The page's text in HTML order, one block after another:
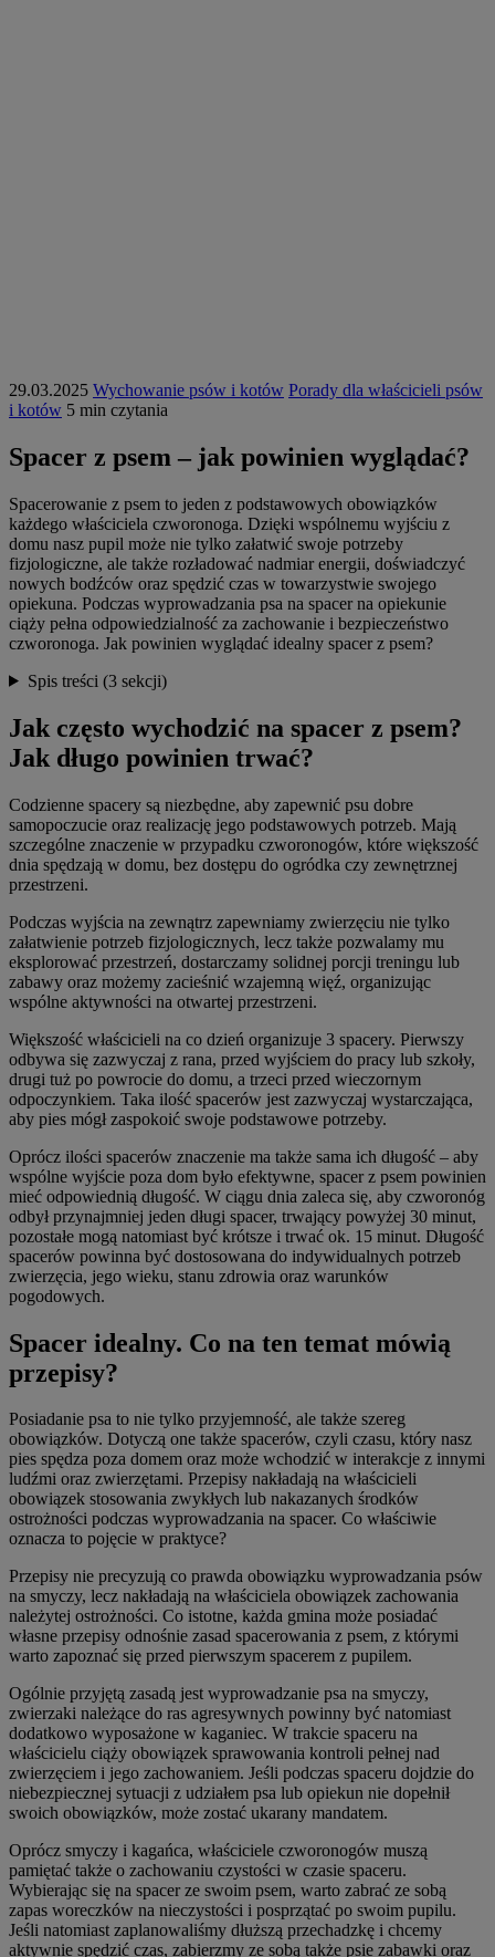
29.03.2025 Wychowanie psów i kotów Porady dla właścicieli psów
i kotów 5 min czytania
Spacer z psem – jak powinien wyglądać?
Spacerowanie z psem to jeden z podstawowych obowiązków
każdego właściciela czworonoga. Dzięki wspólnemu wyjściu z
domu nasz pupil może nie tylko załatwić swoje potrzeby
fizjologiczne, ale także rozładować nadmiar energii, doświadczyć
nowych bodźców oraz spędzić czas w towarzystwie swojego
opiekuna. Podczas wyprowadzania psa na spacer na opiekunie
ciąży pełna odpowiedzialność za zachowanie i bezpieczeństwo
czworonoga. Jak powinien wyglądać idealny spacer z psem?
Spis treści (3 sekcji)
Jak często wychodzić na spacer z psem?
Jak długo powinien trwać?
Codzienne spacery są niezbędne, aby zapewnić psu dobre
samopoczucie oraz realizację jego podstawowych potrzeb. Mają
szczególne znaczenie w przypadku czworonogów, które większość
dnia spędzają w domu, bez dostępu do ogródka czy zewnętrznej
przestrzeni.
Podczas wyjścia na zewnątrz zapewniamy zwierzęciu nie tylko
załatwienie potrzeb fizjologicznych, lecz także pozwalamy mu
eksplorować przestrzeń, dostarczamy solidnej porcji treningu lub
zabawy oraz możemy zacieśnić wzajemną więź, organizując
wspólne aktywności na otwartej przestrzeni.
Większość właścicieli na co dzień organizuje 3 spacery. Pierwszy
odbywa się zazwyczaj z rana, przed wyjściem do pracy lub szkoły,
drugi tuż po powrocie do domu, a trzeci przed wieczornym
odpoczynkiem. Taka ilość spacerów jest zazwyczaj wystarczająca,
aby pies mógł zaspokoić swoje podstawowe potrzeby.
Oprócz ilości spacerów znaczenie ma także sama ich długość – aby
wspólne wyjście poza dom było efektywne, spacer z psem powinien
mieć odpowiednią długość. W ciągu dnia zaleca się, aby czworonóg
odbył przynajmniej jeden długi spacer, trwający powyżej 30 minut,
pozostałe mogą natomiast być krótsze i trwać ok. 15 minut. Długość
spacerów powinna być dostosowana do indywidualnych potrzeb
zwierzęcia, jego wieku, stanu zdrowia oraz warunków
pogodowych.
Spacer idealny. Co na ten temat mówią
przepisy?
Posiadanie psa to nie tylko przyjemność, ale także szereg
obowiązków. Dotyczą one także spacerów, czyli czasu, który nasz
pies spędza poza domem oraz może wchodzić w interakcje z innymi
ludźmi oraz zwierzętami. Przepisy nakładają na właścicieli
obowiązek stosowania zwykłych lub nakazanych środków
ostrożności podczas wyprowadzania na spacer. Co właściwie
oznacza to pojęcie w praktyce?
Przepisy nie precyzują co prawda obowiązku wyprowadzania psów
na smyczy, lecz nakładają na właściciela obowiązek zachowania
należytej ostrożności. Co istotne, każda gmina może posiadać
własne przepisy odnośnie zasad spacerowania z psem, z którymi
warto zapoznać się przed pierwszym spacerem z pupilem.
Ogólnie przyjętą zasadą jest wyprowadzanie psa na smyczy,
zwierzaki należące do ras agresywnych powinny być natomiast
dodatkowo wyposażone w kaganiec. W trakcie spaceru na
właścicielu ciąży obowiązek sprawowania kontroli pełnej nad
zwierzęciem i jego zachowaniem. Jeśli podczas spaceru dojdzie do
niebezpiecznej sytuacji z udziałem psa lub opiekun nie dopełnił
swoich obowiązków, może zostać ukarany mandatem.
Oprócz smyczy i kagańca, właściciele czworonogów muszą
pamiętać także o zachowaniu czystości w czasie spaceru.
Wybierając się na spacer ze swoim psem, warto zabrać ze sobą
zapas woreczków na nieczystości i posprzątać po swoim pupilu.
Jeśli natomiast zaplanowaliśmy dłuższą przechadzkę i chcemy
aktywnie spędzić czas, zabierzmy ze sobą także psie zabawki oraz